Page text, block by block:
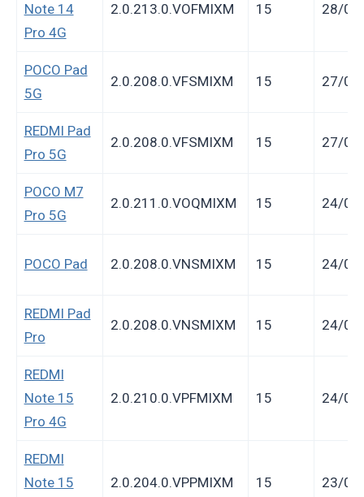
Note 14
Pro 4G
2.0.213.0.VOFMIXM 15 28/
POCO Pad
5G
2.0.208.0.VFSMIXM 15 27/
REDMI Pad
Pro 5G
2.0.208.0.VFSMIXM 15 27/
POCO M7
Pro 5G
2.0.211.0.VOQMIXM 15 24/
POCO Pad 2.0.208.0.VNSMIXM 15 24/
REDMI Pad
Pro
2.0.208.0.VNSMIXM 15 24/
REDMI
Note 15
Pro 4G
2.0.210.0.VPFMIXM 15 24/
REDMI
Note 15
2.0.204.0.VPPMIXM 15 23/